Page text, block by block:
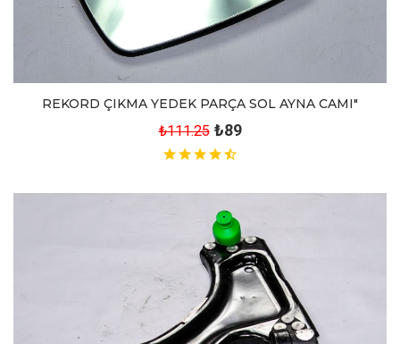
REKORD ÇIKMA YEDEK PARÇA SOL AYNA CAMI"
₺111.25 ₺89